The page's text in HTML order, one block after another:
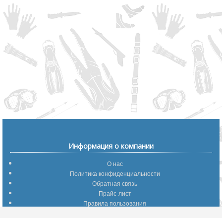
Информация о компании
О нас
Политика конфиденциальности
Обратная связь
Прайс-лист
Правила пользования